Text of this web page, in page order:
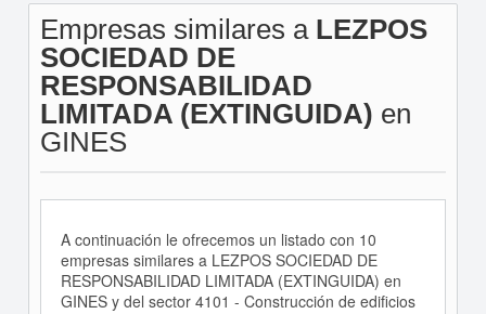
Empresas similares a LEZPOS
SOCIEDAD DE
RESPONSABILIDAD
LIMITADA (EXTINGUIDA) en
GINES
A continuación le ofrecemos un listado con 10
empresas similares a LEZPOS SOCIEDAD DE
RESPONSABILIDAD LIMITADA (EXTINGUIDA) en
GINES y del sector 4101 - Construcción de edificios